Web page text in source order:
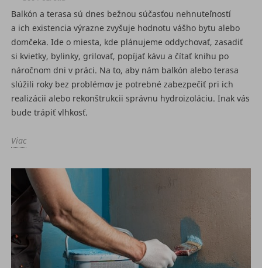
Balkón a terasa sú dnes bežnou súčasťou nehnuteľností
a ich existencia výrazne zvyšuje hodnotu vášho bytu alebo
domčeka. Ide o miesta, kde plánujeme oddychovať, zasadiť
si kvietky, bylinky, grilovať, popíjať kávu a čítať knihu po
náročnom dni v práci. Na to, aby nám balkón alebo terasa
slúžili roky bez problémov je potrebné zabezpečiť pri ich
realizácii alebo rekonštrukcii správnu hydroizoláciu. Inak vás
bude trápiť vlhkosť.
Viac